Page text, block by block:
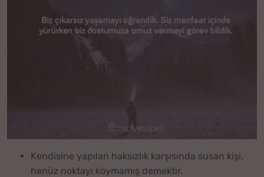
Kendisine yapılan haksızlık karşısında susan kişi,
henüz noktayı koymamış demektir.